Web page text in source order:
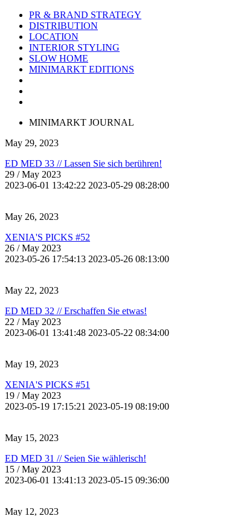
PR & BRAND STRATEGY
DISTRIBUTION
LOCATION
INTERIOR STYLING
SLOW HOME
MINIMARKT EDITIONS
MINIMARKT JOURNAL
May 29, 2023
ED MED 33 // Lassen Sie sich berühren!
29 / May 2023
2023-06-01 13:42:22 2023-05-29 08:28:00
May 26, 2023
XENIA'S PICKS #52
26 / May 2023
2023-05-26 17:54:13 2023-05-26 08:13:00
May 22, 2023
ED MED 32 // Erschaffen Sie etwas!
22 / May 2023
2023-06-01 13:41:48 2023-05-22 08:34:00
May 19, 2023
XENIA'S PICKS #51
19 / May 2023
2023-05-19 17:15:21 2023-05-19 08:19:00
May 15, 2023
ED MED 31 // Seien Sie wählerisch!
15 / May 2023
2023-06-01 13:41:13 2023-05-15 09:36:00
May 12, 2023